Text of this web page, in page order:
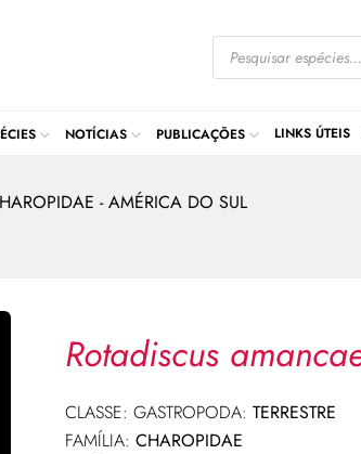
NOTÍCIAS PUBLICAÇÕES LINKS ÚTEIS
- AMÉRICA DO SUL
Rotadiscus
CLASSE: GASTROPODA: TERRESTRE
FAMÍLIA: CHAROPIDAE